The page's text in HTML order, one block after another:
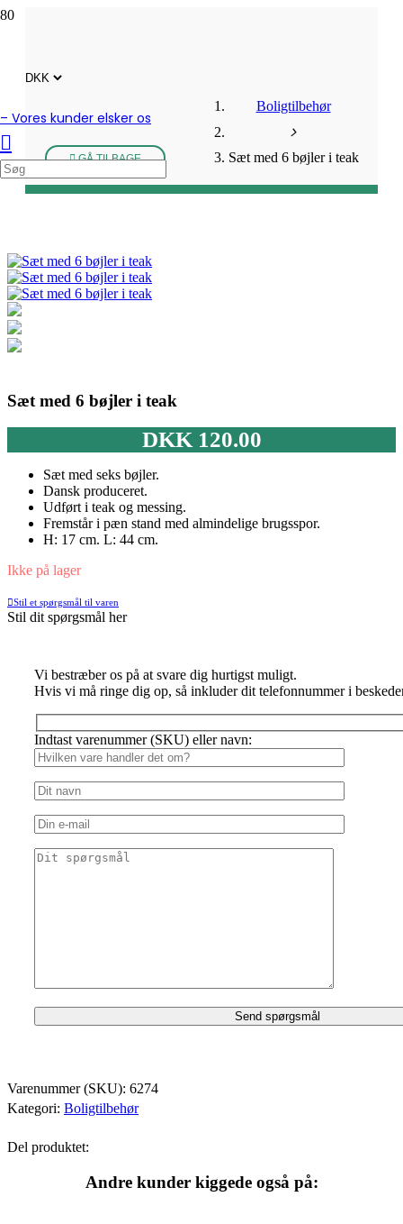
– Vores kunder elsker os
GÅ TILBAGE
Boligtilbehør
Sæt med 6 bøjler i teak
Sæt med 6 bøjler i teak
DKK120.00
Sæt med seks bøjler.
Dansk produceret.
Udført i teak og messing.
Fremstår i pæn stand med almindelige brugsspor.
H: 17 cm. L: 44 cm.
Ikke på lager
Stil et spørgsmål til varen
Stil dit spørgsmål her
Vi bestræber os på at svare dig hurtigst muligt.
Hvis vi må ringe dig op, så inkluder dit telefonnummer i
Indtast varenummer (SKU) eller navn:
Varenummer (SKU): 6274
Kategori: Boligtilbehør
Del produktet:
Andre kunder kiggede også på: